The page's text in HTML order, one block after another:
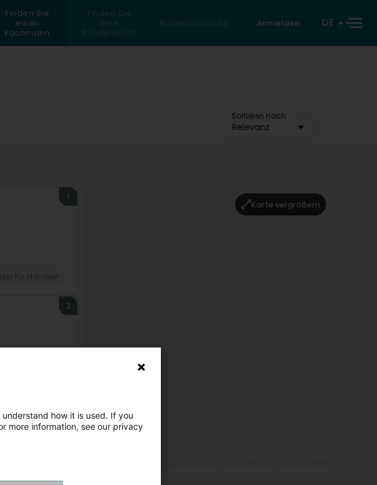
Finden Sie
einen
Fachmann
Finden Sie
eine
Privatperson
Rückwärtssuche Anmelden DE
Sortieren nach
Relevanz
1
2
Karte vergrößern
how it is used. If you
more information, see our privacy